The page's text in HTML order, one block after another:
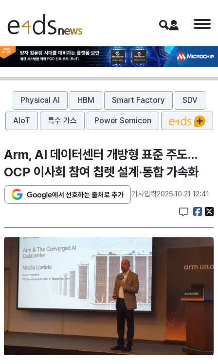
Physical AI HBM Smart Factory SDV
AIoT 특수 가스 Power Semicon
Arm, AI 데이터센터 개방형 표준 주도…
OCP 이사회 참여 칩렛 설계·통합 가속화
기사입력2025.10.21 12:41